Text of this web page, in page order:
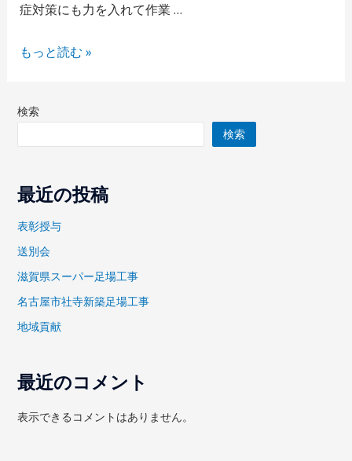
症対策にも力を入れて作業 …
もっと読む »
検索
検索
最近の投稿
表彰授与
送別会
滋賀県スーパー足場工事
名古屋市社寺新築足場工事
地域貢献
最近のコメント
表示できるコメントはありません。